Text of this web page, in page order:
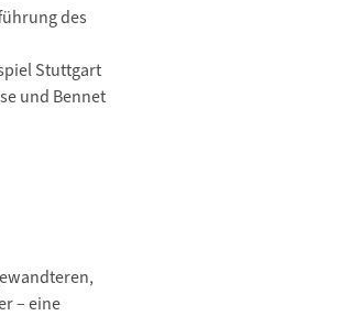
des
Stuttgart
und Bennet
– eine